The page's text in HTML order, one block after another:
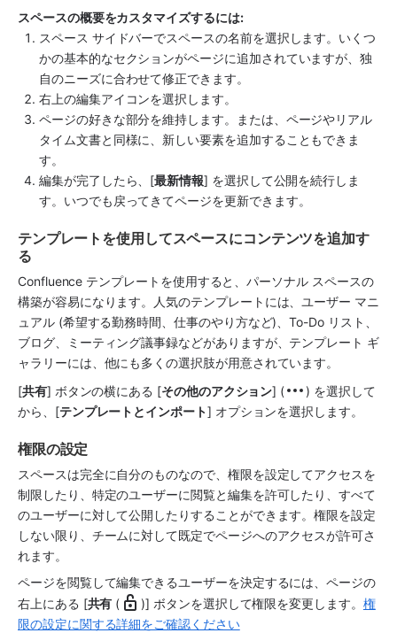
スペースの概要をカスタマイズするには:
スペース サイドバーでスペースの名前を選択します。いくつ
かの基本的なセクションがページに追加されていますが、独
自のニーズに合わせて修正できます。
右上の編集アイコンを選択します。
ページの好きな部分を維持します。または、ページやリアル
タイム文書と同様に、新しい要素を追加することもできま
す。
編集が完了したら、[最新情報] を選択して公開を続行しま
す。いつでも戻ってきてページを更新できます。
テンプレートを使用してスペースにコンテンツを追加す
る
Confluence テンプレートを使用すると、パーソナル スペースの
構築が容易になります。人気のテンプレートには、ユーザー マニ
ュアル (希望する勤務時間、仕事のやり方など)、To-Do リスト、
ブログ、ミーティング議事録などがありますが、テンプレート ギ
ャラリーには、他にも多くの選択肢が用意されています。
[共有] ボタンの横にある [その他のアクション] ( ) を選択して
から、[テンプレートとインポート] オプションを選択します。
権限の設定
スペースは完全に自分のものなので、権限を設定してアクセスを
制限したり、特定のユーザーに閲覧と編集を許可したり、すべて
のユーザーに対して公開したりすることができます。権限を設定
しない限り、チームに対して既定でページへのアクセスが許可さ
れます。
ページを閲覧して編集できるユーザーを決定するには、ページの
右上にある [共有 ( )] ボタンを選択して権限を変更します。 権
限の設定に関する詳細をご確認ください